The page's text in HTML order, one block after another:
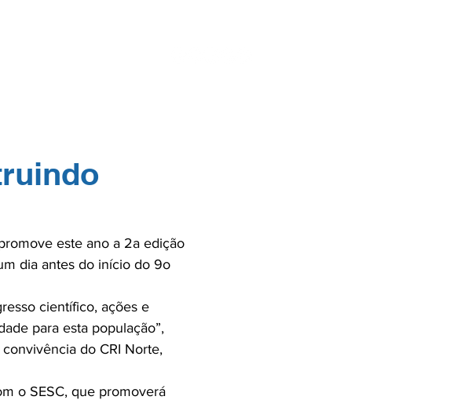
este ano a 2a edição
dia antes do início do 9o
científico, ações e
para esta população”,
do CRI Norte,
o SESC, que promoverá